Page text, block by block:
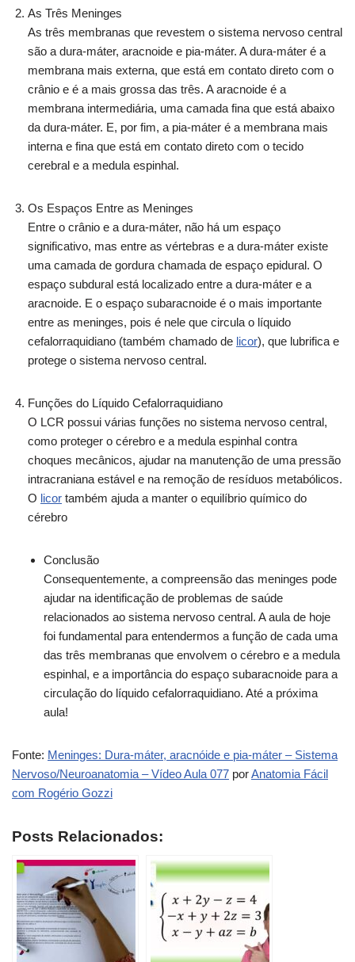
As Três Meninges
As três membranas que revestem o sistema nervoso central
são a dura-máter, aracnoide e pia-máter. A dura-máter é a
membrana mais externa, que está em contato direto com o
crânio e é a mais grossa das três. A aracnoide é a
membrana intermediária, uma camada fina que está abaixo
da dura-máter. E, por fim, a pia-máter é a membrana mais
interna e fina que está em contato direto com o tecido
cerebral e a medula espinhal.
Os Espaços Entre as Meninges
Entre o crânio e a dura-máter, não há um espaço
significativo, mas entre as vértebras e a dura-máter existe
uma camada de gordura chamada de espaço epidural. O
espaço subdural está localizado entre a dura-máter e a
aracnoide. E o espaço subaracnoide é o mais importante
entre as meninges, pois é nele que circula o líquido
cefalorraquidiano (também chamado de licor), que lubrifica e
protege o sistema nervoso central.
Funções do Líquido Cefalorraquidiano
O LCR possui várias funções no sistema nervoso central,
como proteger o cérebro e a medula espinhal contra
choques mecânicos, ajudar na manutenção de uma pressão
intracraniana estável e na remoção de resíduos metabólicos.
O licor também ajuda a manter o equilíbrio químico do
cérebro
Conclusão
Consequentemente, a compreensão das meninges pode
ajudar na identificação de problemas de saúde
relacionados ao sistema nervoso central. A aula de hoje
foi fundamental para entendermos a função de cada uma
das três membranas que envolvem o cérebro e a medula
espinhal, e a importância do espaço subaracnoide para a
circulação do líquido cefalorraquidiano. Até a próxima
aula!
Fonte: Meninges: Dura-máter, aracnóide e pia-máter – Sistema
Nervoso/Neuroanatomia – Vídeo Aula 077 porAnatomia Fácil
com Rogério Gozzi
Posts Relacionados: